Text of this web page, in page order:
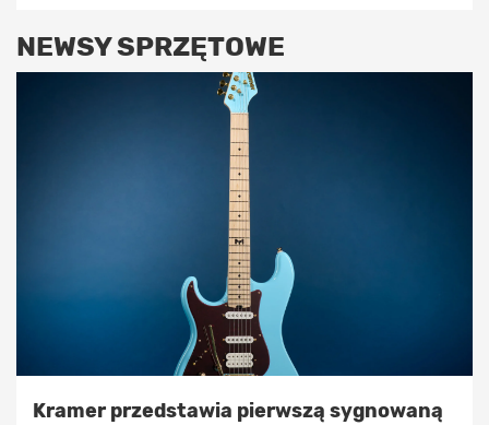
NEWSY SPRZĘTOWE
Kramer przedstawia pierwszą sygnowaną